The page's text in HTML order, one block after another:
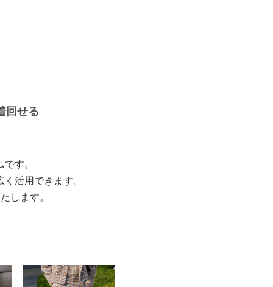
回せる
す。
活用できます。
します。